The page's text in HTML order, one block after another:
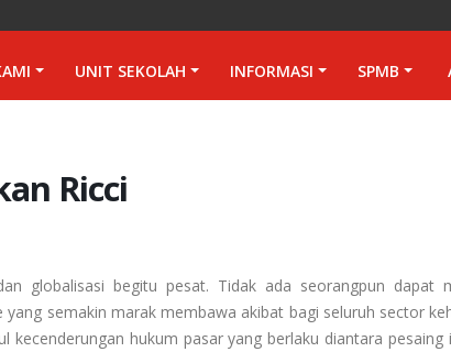
UNIT SEKOLAH INFORMASI SPMB
Ricci
globalisasi begitu pesat. Tidak ada seorangpun dapat
semakin marak membawa akibat bagi seluruh sector
kecenderungan hukum pasar yang berlaku diantara pesaing